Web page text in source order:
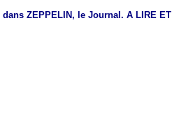
ZEPPELIN, le Journal. A LIRE ET